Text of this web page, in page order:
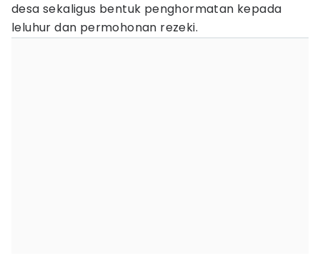
desa sekaligus bentuk penghormatan kepada
leluhur dan permohonan rezeki.